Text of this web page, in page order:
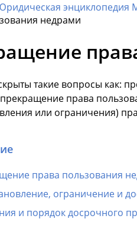
энциклопедия
недрами
такие вопросы как:
права
или ограничения)
права пользования
ограничение и
и порядок досрочного